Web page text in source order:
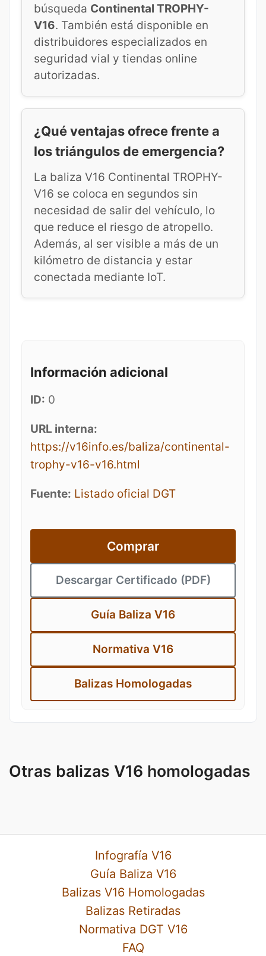
búsqueda Continental TROPHY-
V16. También está disponible en
distribuidores especializados en
seguridad vial y tiendas online
autorizadas.
¿Qué ventajas ofrece frente a
los triángulos de emergencia?
La baliza V16 Continental TROPHY-
V16 se coloca en segundos sin
necesidad de salir del vehículo, lo
que reduce el riesgo de atropello.
Además, al ser visible a más de un
kilómetro de distancia y estar
conectada mediante IoT.
Información adicional
ID: 0
URL interna:
https://v16info.es/baliza/continental-
trophy-v16-v16.html
Fuente: Listado oficial DGT
Comprar
Descargar Certificado (PDF)
Guía Baliza V16
Normativa V16
Balizas Homologadas
Otras balizas V16 homologadas
Infografía V16
Guía Baliza V16
Balizas V16 Homologadas
Balizas Retiradas
Normativa DGT V16
FAQ